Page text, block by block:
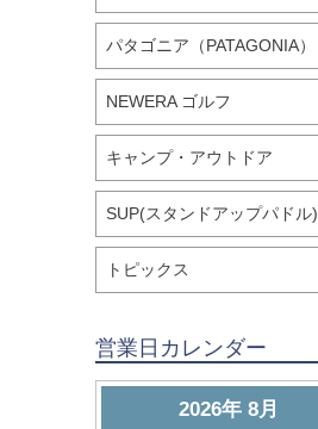
パタゴニア（PATAGONIA）
NEWERA ゴルフ
キャンプ・アウトドア
SUP(スタンドアップパドル)
トピックス
営業日カレンダー